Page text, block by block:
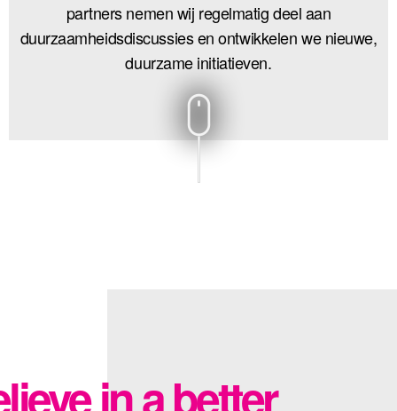
partners nemen wij regelmatig deel aan
duurzaamheidsdiscussies en ontwikkelen we nieuwe,
duurzame initiatieven.
in a better